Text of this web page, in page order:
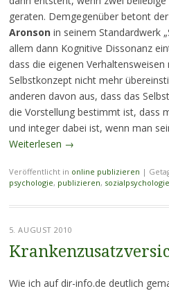
geraten. Demgegenüber betont
Aronsonin seinem Standardwerk
allem dann Kognitive Dissonanz
dass die eigenen
Selbstkonzept nicht mehr
anderen davon aus, dass das
die Vorstellung bestimmt ist, dass
und integer dabei ist, wenn man
Weiterlesen →
Veröffentlicht in online publizieren |
psychologie, publizieren, sozialpsychologie
5. AUGUST 2010
Wie ich auf dir-info.de deutlich